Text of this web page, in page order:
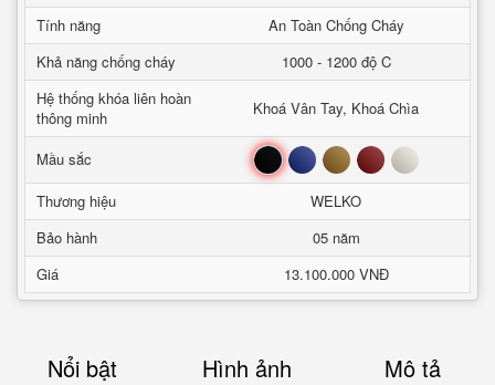
Tính năng
An Toàn Chống Cháy
Khả năng chống cháy
1000 - 1200 độ C
Hệ thống khóa liên hoàn
thông minh
Khoá Vân Tay, Khoá Chìa
Mầu sắc Đen Xanh Nâu Đỏ Trắng
Thương hiệu
WELKO
Bảo hành
05 năm
Giá
13.100.000 VNĐ
Nổi bật Hình ảnh Mô tả